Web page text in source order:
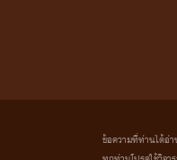
ข้อความที่ท่านได้อ่า